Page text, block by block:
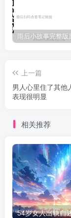
上一篇
男人心里住了其他
表现很明显
相关推荐